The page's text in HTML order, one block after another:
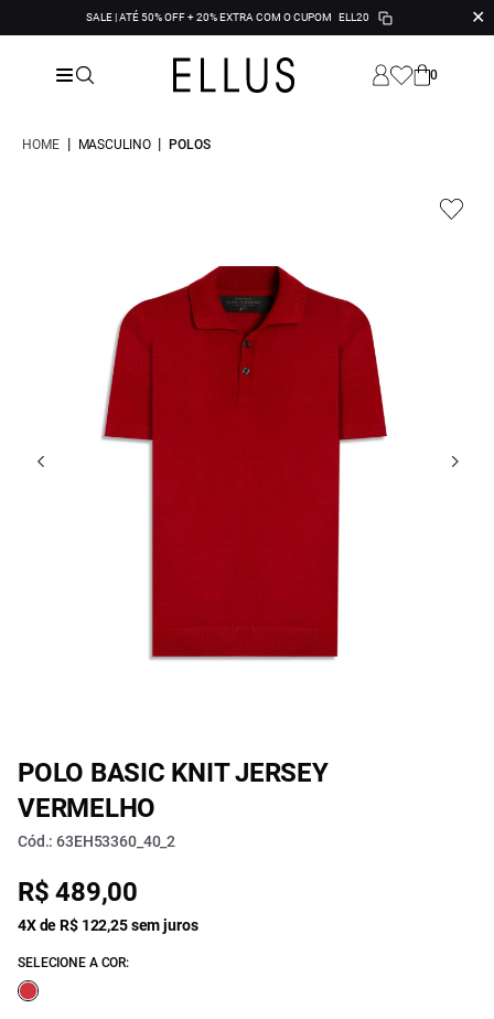
SALE | ATÉ 50% OFF + 20% EXTRA COM O CUPOM ELL20 ✕
0
HOME | MASCULINO | POLOS
POLO BASIC KNIT JERSEY
VERMELHO
Cód.: 63EH53360_40_2
R$ 489,00
4X de R$ 122,25 sem juros
SELECIONE A COR: